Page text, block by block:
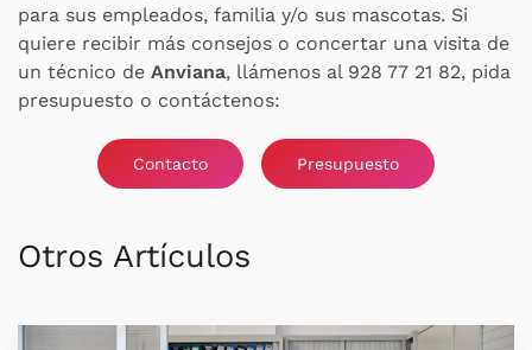
para sus empleados, familia y/o sus mascotas. Si
quiere recibir más consejos o concertar una visita de
un técnico de Anviana, llámenos al 928 77 21 82, pida
presupuesto o contáctenos:
Contacto Presupuesto
Otros Artículos